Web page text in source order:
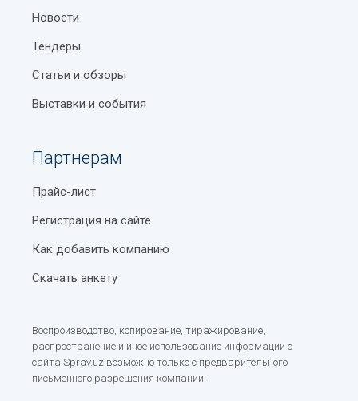
Новости
Тендеры
Статьи и обзоры
Выставки и события
Партнерам
Прайс-лист
Регистрация на сайте
Как добавить компанию
Скачать анкету
Воспроизводство, копирование, тиражирование,
распространение и иное использование информации с
сайта Sprav.uz возможно только с предварительного
письменного разрешения компании.